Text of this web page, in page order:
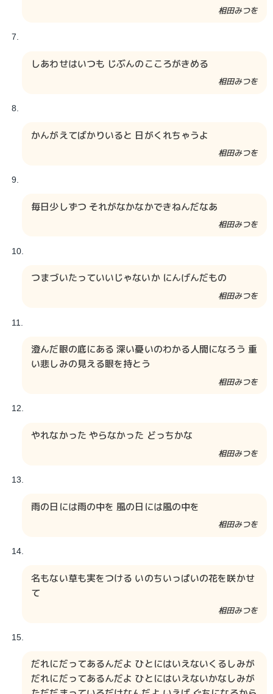
相田みつを​​
しあわせはいつも じぶんのこころがきめる
相田みつを​​
かんがえてばかりいると 日がくれちゃうよ
相田みつを​​
毎日少しずつ それがなかなかできねんだなあ
相田みつを​​
つまづいたっていいじゃないか にんげんだもの
相田みつを​​
澄んだ眼の底にある 深い憂いのわかる人間になろう 重
い悲しみの見える眼を持とう
相田みつを​​
やれなかった やらなかった どっちかな
相田みつを​​
雨の日には雨の中を 風の日には風の中を
相田みつを​​
名もない草も実をつける いのちいっぱいの花を咲かせ
て
相田みつを​​
だれにだってあるんだよ ひとにはいえないくるしみが
だれにだってあるんだよ ひとにはいえないかなしみが